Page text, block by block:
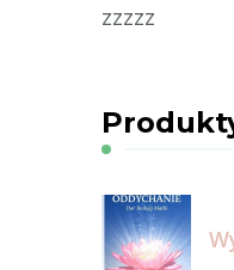
zzzzz